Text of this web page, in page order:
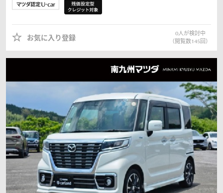
お気に入り登録
0人が検討中
（閲覧数145回）